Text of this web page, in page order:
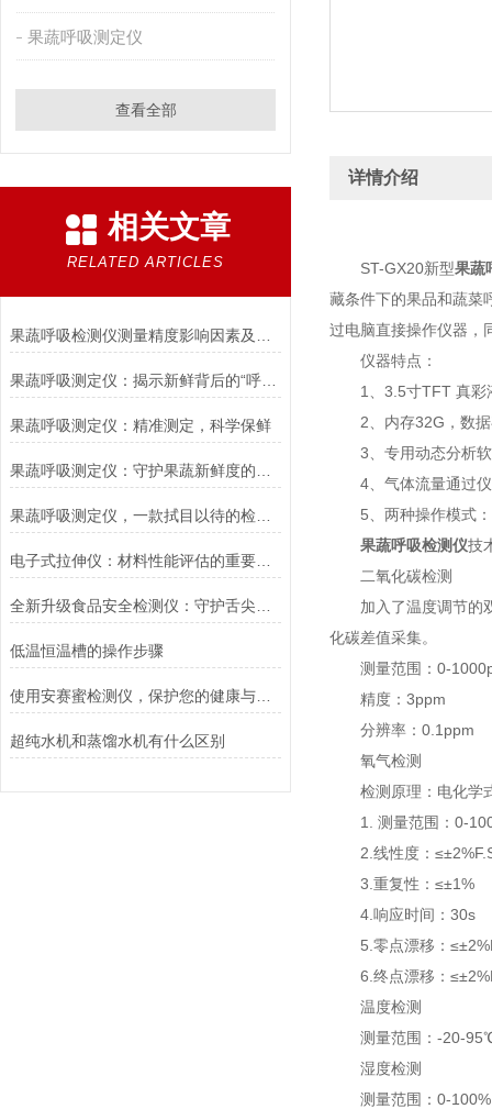
果蔬呼吸测定仪
查看全部
相关文章
RELATED ARTICLES
果蔬呼吸测定仪：揭示新鲜背后的“呼吸”密码
果蔬呼吸测定仪：精准测定，科学保鲜
电子式拉伸仪：材料性能评估的重要工具
低温恒温槽的操作步骤
使用安赛蜜检测仪，保护您的健康与环境
超纯水机和蒸馏水机有什么区别
详情介绍
ST-GX20新型果蔬
藏条件下的果品和蔬菜
过电脑直接操作仪器，
仪器特点：
1、3.5寸TFT 真彩液
2、内存32G，数据
3、专用动态分析软
4、气体流量通过仪
5、两种操作模式：
果蔬呼吸检测仪技
二氧化碳检测
加入了温度调节的双
化碳差值采集。
测量范围：0-
精度：3ppm
分辨率：0.1ppm
氧气检测
检测原理：电化学
1. 测量范围：0-
2.线性度：
3.重复性：≤±1%
4.响应时间：30s
5.零点漂移：
6.终点漂移：
温度检测
测量范围：-20-95℃
湿度检测
测量范围：0-100%